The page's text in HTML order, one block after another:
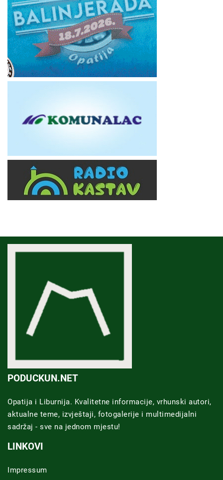
PODUCKUN.NET
Opatija i Liburnija. Kvalitetne informacije, vrhunski autori,
aktualne teme, izvještaji, fotogalerije i multimedijalni
sadržaj - sve na jednom mjestu!
LINKOVI
Impressum